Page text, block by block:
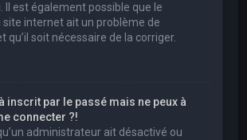
Il est également possible que le
site internet ait un problème de
qu’il soit nécessaire de la corriger.
inscrit par le passé mais ne peux à
connecter ?!
administrateur ait désactivé ou